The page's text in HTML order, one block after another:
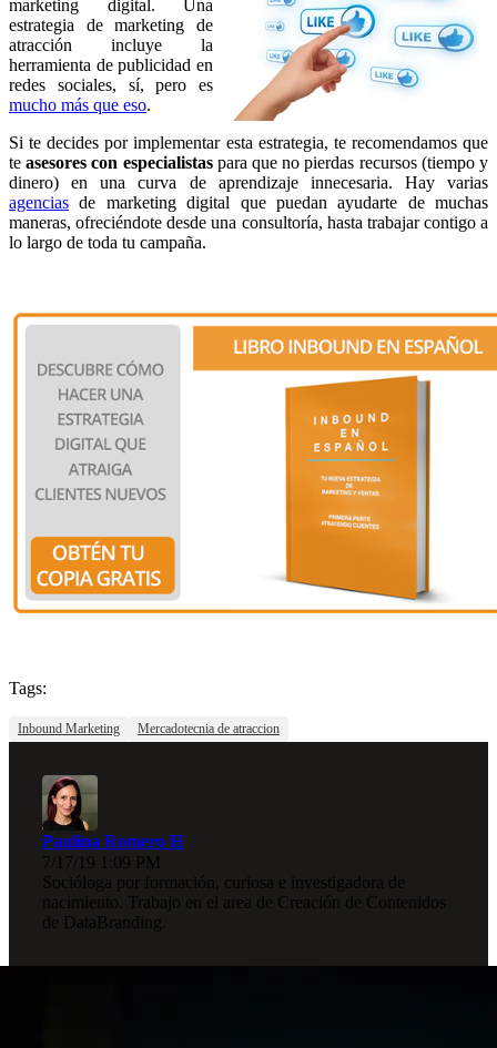
marketing digital. Una
estrategia de marketing de
atracción incluye la
herramienta de publicidad en
redes sociales, sí, pero es
mucho más que eso.
Si te decides por implementar esta estrategia, te recomendamos que
te asesores con especialistaspara que no pierdas recursos (tiempo y
dinero) en una curva de aprendizaje innecesaria. Hay varias
agencias de marketing digital que puedan ayudarte de muchas
maneras, ofreciéndote desde una consultoría, hasta trabajar contigo a
lo largo de toda tu campaña.
Tags:
Inbound Marketing Mercadotecnia de atraccion
Paulina Romero H
7/17/19 1:09 PM
Socióloga por formación, curiosa e investigadora de
nacimiento. Trabajo en el area de Creación de Contenidos
de DataBranding.